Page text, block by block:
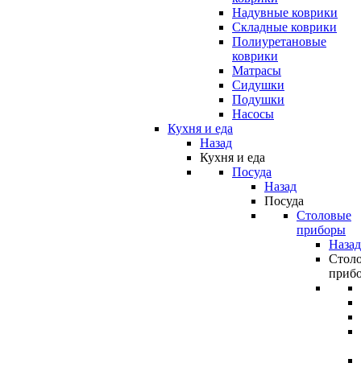
Надувные коврики
Складные коврики
Полиуретановые
коврики
Матрасы
Сидушки
Подушки
Насосы
Кухня и еда
Назад
Кухня и еда
Посуда
Назад
Посуда
Столовые
приборы
Назад